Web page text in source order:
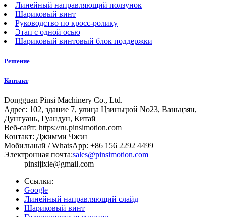
Линейный направляющий ползунок
Шариковый винт
Руководство по кросс-ролику
Этап с одной осью
Шариковый винтовый блок поддержки
Решение
Контакт
Dongguan Pinsi Machinery Co., Ltd.
Адрес: 102, здание 7, улица Цзиньцюй No23, Ваньцзян,
Дунгуань, Гуандун, Китай
Веб-сайт: https://ru.pinsimotion.com
Контакт: Джимми Чжэн
Мобильный / WhatsApp: +86 156 2292 4499
Электронная почта:sales@pinsimotion.com
pinsijixie@gmail.com
Ссылки:
Google
Линейный направляющий слайд
Шариковый винт